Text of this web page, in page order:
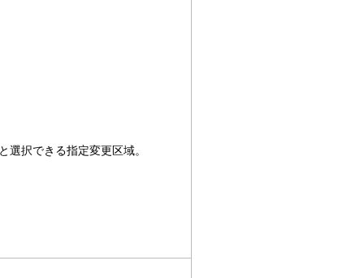
択できる指定変更区域。